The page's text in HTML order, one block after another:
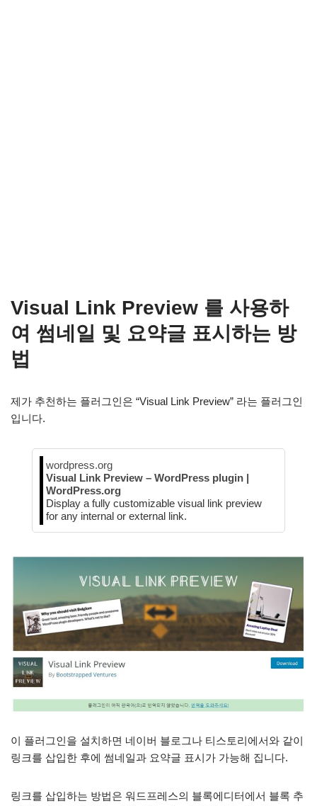
Visual Link Preview 를 사용하
여 썸네일 및 요약글 표시하는 방
법
제가 추천하는 플러그인은 “Visual Link Preview” 라는 플러그인
입니다.
wordpress.org
Visual Link Preview – WordPress plugin |
WordPress.org
Display a fully customizable visual link preview
for any internal or external link.
이 플러그인을 설치하면 네이버 블로그나 티스토리에서와 같이
링크를 삽입한 후에 썸네일과 요약글 표시가 가능해 집니다.
링크를 삽입하는 방법은 워드프레스의 블록에디터에서 블록 추